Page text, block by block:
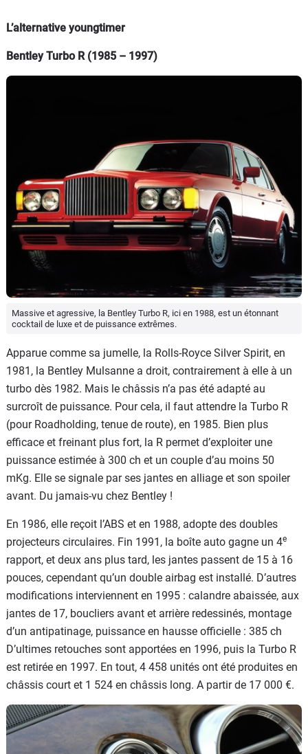
L’alternative youngtimer
Bentley Turbo R (1985 – 1997)
Massive et agressive, la Bentley Turbo R, ici en 1988, est un étonnant
cocktail de luxe et de puissance extrêmes.
Apparue comme sa jumelle, la Rolls-Royce Silver Spirit, en
1981, la Bentley Mulsanne a droit, contrairement à elle à un
turbo dès 1982. Mais le châssis n’a pas été adapté au
surcroît de puissance. Pour cela, il faut attendre la Turbo R
(pour Roadholding, tenue de route), en 1985. Bien plus
efficace et freinant plus fort, la R permet d’exploiter une
puissance estimée à 300 ch et un couple d’au moins 50
mKg. Elle se signale par ses jantes en alliage et son spoiler
avant. Du jamais-vu chez Bentley !
En 1986, elle reçoit l’ABS et en 1988, adopte des doubles
projecteurs circulaires. Fin 1991, la boîte auto gagne un 4e
rapport, et deux ans plus tard, les jantes passent de 15 à 16
pouces, cependant qu’un double airbag est installé. D’autres
modifications interviennent en 1995 : calandre abaissée, aux
jantes de 17, boucliers avant et arrière redessinés, montage
d’un antipatinage, puissance en hausse officielle : 385 ch
D’ultimes retouches sont apportées en 1996, puis la Turbo R
est retirée en 1997. En tout, 4 458 unités ont été produites en
châssis court et 1 524 en châssis long. A partir de 17 000 €.